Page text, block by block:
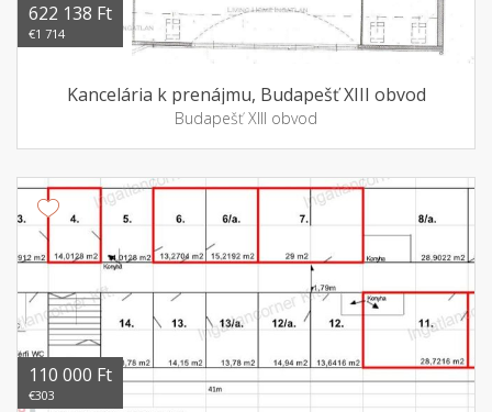
622 138 Ft
€1 714
Kancelária k prenájmu, Budapešť XIII obvod
Budapešť XIII obvod
110 000 Ft
€303